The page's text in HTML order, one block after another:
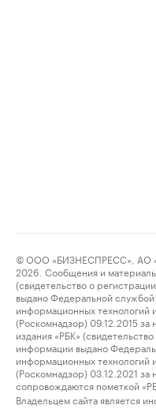
© ООО «БИЗНЕСПРЕСС», АО
2026. Сообщения и
(свидетельство о
выдано Федеральной
информационных технологий
(Роскомнадзор) 09.12.2015
издания «РБК»
информации выдано
информационных технологий
(Роскомнадзор) 03.12.2021
сопровождаются пометкой
Владельцем сайта является